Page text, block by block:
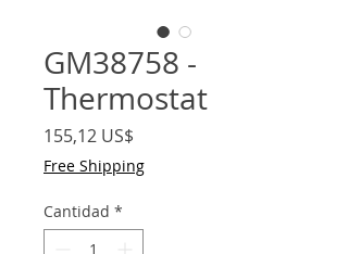
GM38758 -
Thermostat
155,12 US$
Free Shipping
Cantidad *